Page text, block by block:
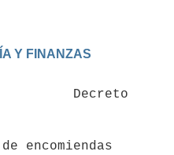
encomiendas